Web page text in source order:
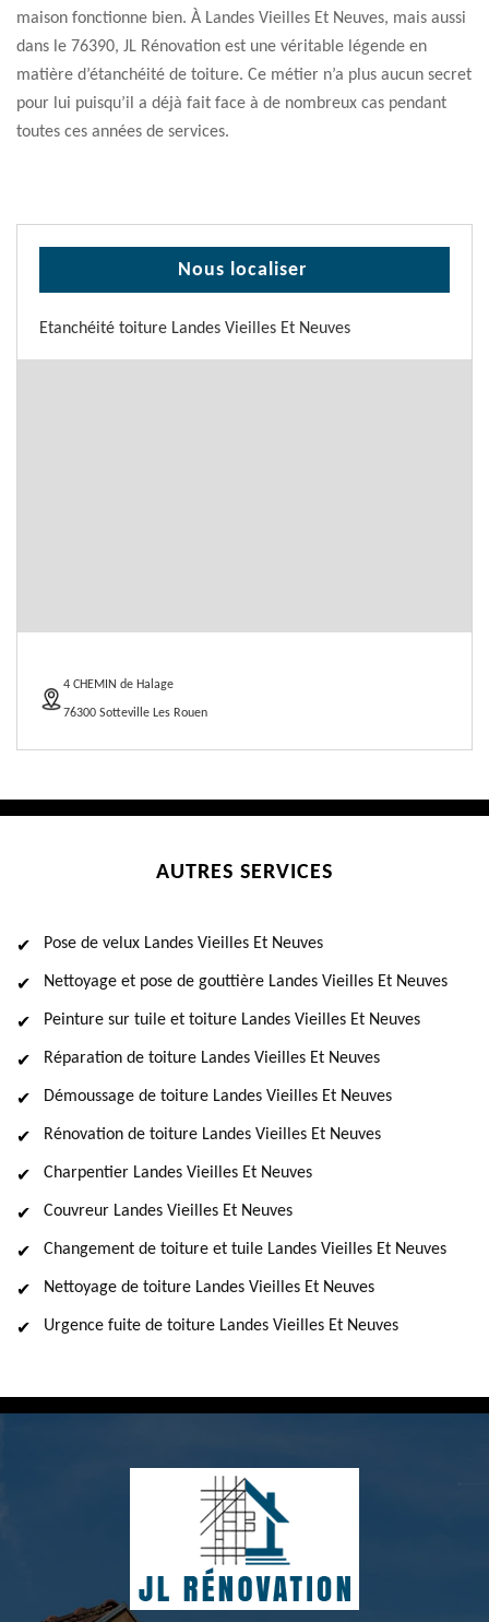
maison fonctionne bien. À Landes Vieilles Et Neuves, mais aussi
dans le 76390, JL Rénovation est une véritable légende en
matière d’étanchéité de toiture. Ce métier n’a plus aucun secret
pour lui puisqu’il a déjà fait face à de nombreux cas pendant
toutes ces années de services.
Nous localiser
Etanchéité toiture Landes Vieilles Et Neuves
4 CHEMIN de Halage
76300 Sotteville Les Rouen
AUTRES SERVICES
Pose de velux Landes Vieilles Et Neuves
Nettoyage et pose de gouttière Landes Vieilles Et Neuves
Peinture sur tuile et toiture Landes Vieilles Et Neuves
Réparation de toiture Landes Vieilles Et Neuves
Démoussage de toiture Landes Vieilles Et Neuves
Rénovation de toiture Landes Vieilles Et Neuves
Charpentier Landes Vieilles Et Neuves
Couvreur Landes Vieilles Et Neuves
Changement de toiture et tuile Landes Vieilles Et Neuves
Nettoyage de toiture Landes Vieilles Et Neuves
Urgence fuite de toiture Landes Vieilles Et Neuves